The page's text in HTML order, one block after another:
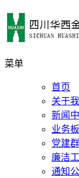
菜单
首页
关于我
新闻
业务
党建
廉洁
通知